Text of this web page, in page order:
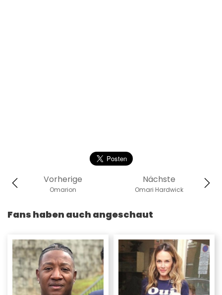
Nächste
Omari Hardwick
Vorherige
Omarion
Fans haben auch angeschaut